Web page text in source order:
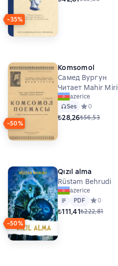
−35%
−50%
Komsomol
Самед Вургун
Читает Mahir
azerice
Ses Средний
0
₺28,26₺56,53
−50%
Qızıl alma
Rüstəm Behrudi
azerice
Metin
PDF
PDF Средний
0
₺111,41₺222,81